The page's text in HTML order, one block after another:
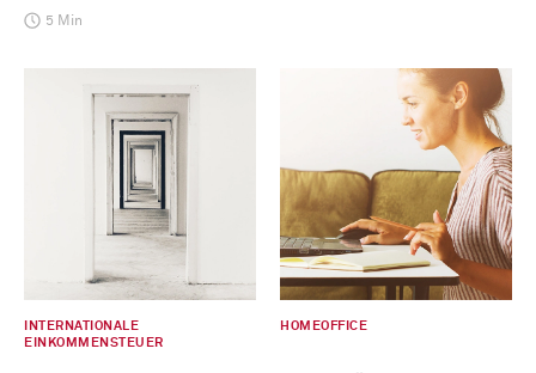
5 Min
INTERNATIONALE
EINKOMMENSTEUER
HOMEOFFICE